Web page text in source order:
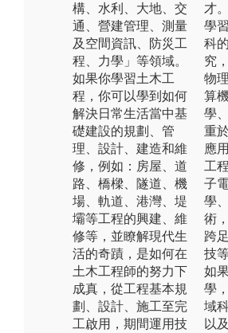
構、水利、大地、交
通、營建管理、測量
及空間資訊、防災工
程、力學」等領域。
如果你學習土木工
程，你可以學到如何
解決日常生活當中基
礎建設的規劃、管
理、設計、建造和維
修，例如：房屋、道
路、橋樑、隧道、機
場、軌道、港灣、堤
壩等工程的興建、維
修等，並瞭解現代生
活的奇蹟，是如何在
土木工程師的努力下
成真，從工程基本規
劃、設計、施工至完
工啟用，期間運用技
才。
學
科
究
物
算
學
重
應
工
子
學
術
跨
技
如
學
域
以